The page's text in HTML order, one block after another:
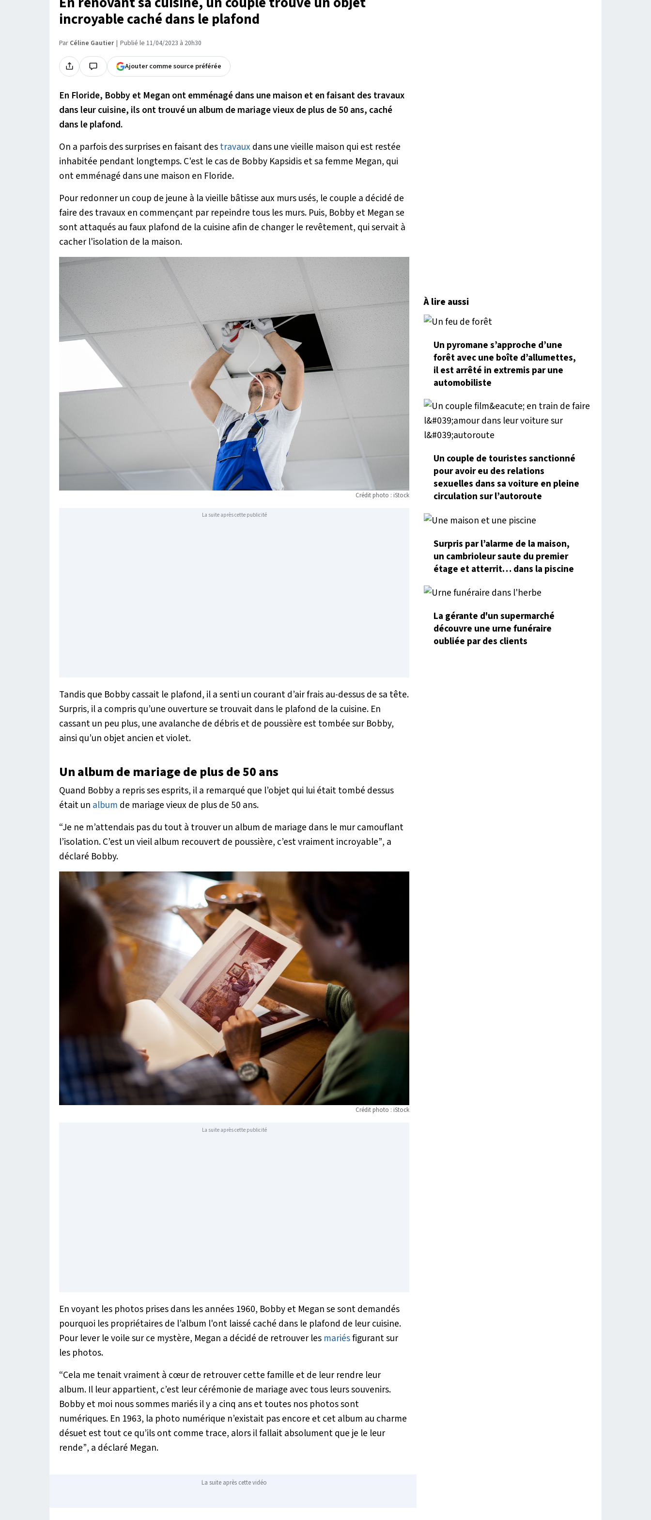
incroyable caché dans le plafond
Par Céline Gautier Publié le 11/04/2023 à 20h30
Ajouter comme source préférée
En Floride, Bobby et Megan ont emménagé dans une maison et en faisant des travaux
dans leur cuisine, ils ont trouvé un album de mariage vieux de plus de 50 ans, caché
dans le plafond.
On a parfois des surprises en faisant destravaux dans une vieille maison qui est restée
inhabitée pendant longtemps. C'est le cas de Bobby Kapsidis et sa femme Megan, qui
ont emménagé dans une maison en Floride.
Pour redonner un coup de jeune à la vieille bâtisse aux murs usés, le couple a décidé de
faire des travaux en commençant par repeindre tous les murs. Puis, Bobby et Megan se
sont attaqués au faux plafond de la cuisine afin de changer le revêtement, qui servait à
cacher l'isolation de la maison.
Crédit photo : iStock
La suite après cette publicité
Tandis que Bobby cassait le plafond, il a senti un courant d’air frais au-dessus de sa tête.
Surpris, il a compris qu’une ouverture se trouvait dans le plafond de la cuisine. En
cassant un peu plus, une avalanche de débris et de poussière est tombée sur Bobby,
ainsi qu’un objet ancien et violet.
Un album de mariage de plus de 50 ans
Quand Bobby a repris ses esprits, il a remarqué que l’objet qui lui était tombé dessus
était un album de mariage vieux de plus de 50 ans.
“Je ne m’attendais pas du tout à trouver un album de mariage dans le mur camouflant
l’isolation. C’est un vieil album recouvert de poussière, c’est vraiment incroyable”, a
déclaré Bobby.
Crédit photo : iStock
La suite après cette publicité
En voyant les photos prises dans les années 1960, Bobby et Megan se sont demandés
pourquoi les propriétaires de l’album l'ont laissé caché dans le plafond de leur cuisine.
Pour lever le voile sur ce mystère, Megan a décidé de retrouver les mariésfigurant sur
les photos.
“Cela me tenait vraiment à cœur de retrouver cette famille et de leur rendre leur
album. Il leur appartient, c’est leur cérémonie de mariage avec tous leurs souvenirs.
Bobby et moi nous sommes mariés il y a cinq ans et toutes nos photos sont
numériques. En 1963, la photo numérique n’existait pas encore et cet album au charme
désuet est tout ce qu’ils ont comme trace, alors il fallait absolument que je le leur
rende”, a déclaré Megan.
La suite après cette vidéo
À lire aussi
Un pyromane s’approche d’une
forêt avec une boîte d’allumettes,
il est arrêté in extremis par une
automobiliste
Un couple de touristes sanctionné
pour avoir eu des relations
sexuelles dans sa voiture en pleine
circulation sur l’autoroute
Surpris par l’alarme de la maison,
un cambrioleur saute du premier
étage et atterrit… dans la piscine
La gérante d'un supermarché
découvre une urne funéraire
oubliée par des clients